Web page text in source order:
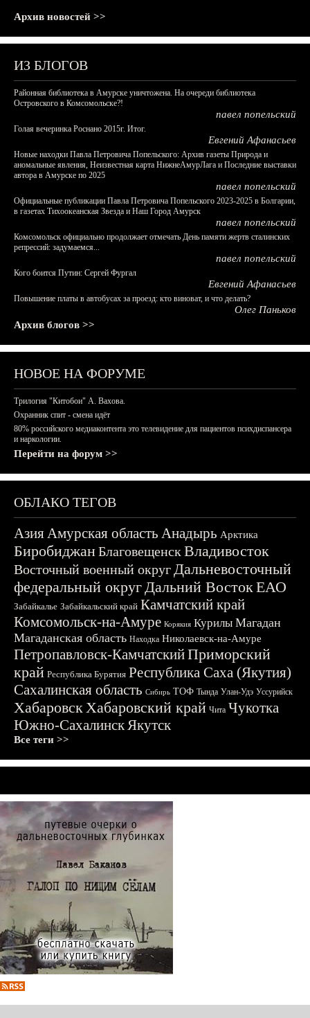
Архив новостей >>
ИЗ БЛОГОВ
Районная библиотека в Амурске уничтожена. На очереди библиотека
Островского в Комсомольске?!
павел попельский
Голая вечеринка Роснано 2015г. Итог.
Евгений Афанасьев
Новые находки Павла Петровича Попельского: Архив газеты Природа и
аномальные явления, Неизвестная карта НижнеАмурЛага и Последние выставки
автора в Амурске по 2025
павел попельский
Официальные публикации Павла Петровича Попельского 2023-2025 в Болгарии,
в газетах Тихоокеанская Звезда и Наш Город Амурск
павел попельский
Комсомольск официально продолжает отмечать День памяти жертв сталинских
репрессий: задумаемся...
павел попельский
Кого боится Путин: Сергей Фургал
Евгений Афанасьев
Повышение платы в автобусах за проезд: кто виноват, и что делать?
Олег Паньков
Архив блогов >>
НОВОЕ НА ФОРУМЕ
Трилогия "Китобои" А. Вахова.
Охранник спит - смена идёт
80% российского медиаконтента это телевидение для пациентов психдиспансера
и наркологии.
Перейти на форум >>
ОБЛАКО ТЕГОВ
АзияАмурская область Анадырь Арктика
БиробиджанБлаговещенскВладивосток
Восточный военный округДальневосточный
федеральный округДальний ВостокЕАО
Забайкалье Забайкальский край Камчатский край
Комсомольск-на-Амуре Корякия Курилы Магадан
Магаданская область Находка Николаевск-на-Амуре
Петропавловск-КамчатскийПриморский
край Республика Бурятия Республика Саха (Якутия)
Сахалинская область Сибирь ТОФ Тында Улан-Удэ Уссурийск
ХабаровскХабаровский край Чита Чукотка
Южно-СахалинскЯкутск
Все теги >>